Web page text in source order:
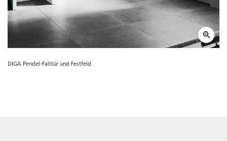
DIGA Pendel-Falttür und Festfeld